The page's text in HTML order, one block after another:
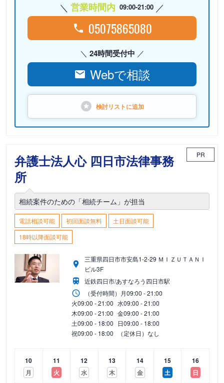
営業時間内 09:00-21:00
05075865080
24時間受付中
Webで相談
検討リストに追加
弁護士法人心 四日市法律事務
所
PR
相続案件のための「相続チーム」が担当
電話相談可能 初回面談無料
土日面談可能
18時以降面談可能
三重県四日市市安島1-2-29 ＭＩＺＵＴＡＮＩ
ビル3F
近鉄四日市/あすなろう四日市駅
（受付時間） 月09:00 - 21:00
火09:00 - 21:00 水09:00 - 21:00
木09:00 - 21:00 金09:00 - 21:00
土09:00 - 18:00 日09:00 - 18:00
祝09:00 - 18:00 （定休日）なし
10
月
11
火
12
水
13
木
14
金
15
土
16
日